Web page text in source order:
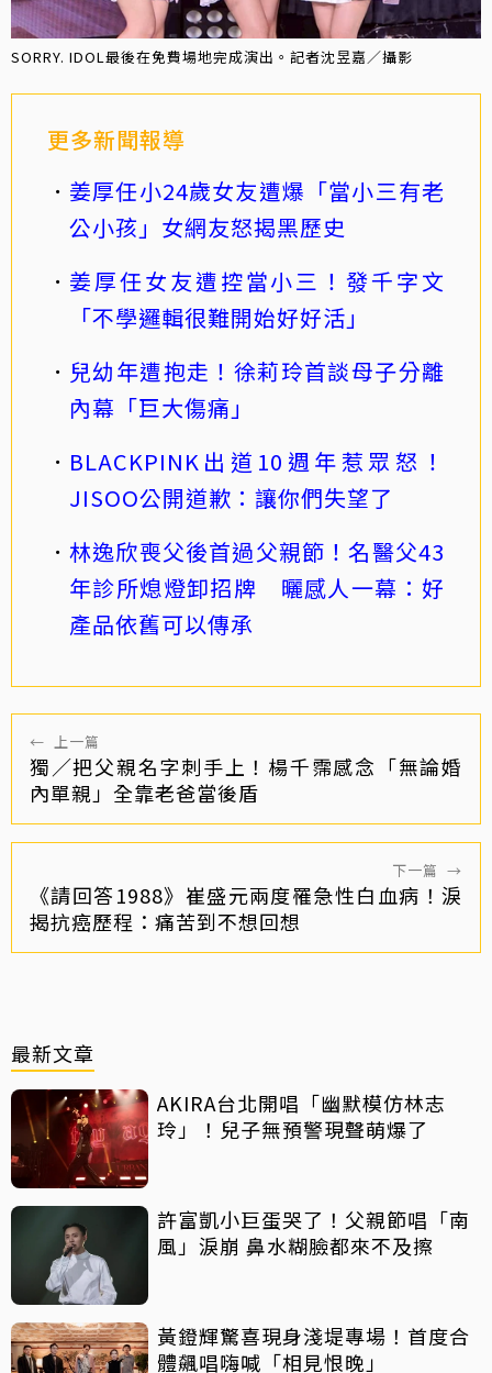
SORRY. IDOL最後在免費場地完成演出。記者沈昱嘉／攝影
更多新聞報導
姜厚任小24歲女友遭爆「當小三有老
公小孩」女網友怒揭黑歷史
姜厚任女友遭控當小三！發千字文
「不學邏輯很難開始好好活」
兒幼年遭抱走！徐莉玲首談母子分離
內幕「巨大傷痛」
BLACKPINK出道10週年惹眾怒！
JISOO公開道歉：讓你們失望了
林逸欣喪父後首過父親節！名醫父43
年診所熄燈卸招牌 曬感人一幕：好
產品依舊可以傳承
← 上一篇
獨／把父親名字刺手上！楊千霈感念「無論婚
內單親」全靠老爸當後盾
下一篇 →
《請回答1988》崔盛元兩度罹急性白血病！淚
揭抗癌歷程：痛苦到不想回想
最新文章
AKIRA台北開唱「幽默模仿林志
玲」！兒子無預警現聲萌爆了
許富凱小巨蛋哭了！父親節唱「南
風」淚崩 鼻水糊臉都來不及擦
黃鐙輝驚喜現身淺堤專場！首度合
體飆唱嗨喊「相見恨晚」